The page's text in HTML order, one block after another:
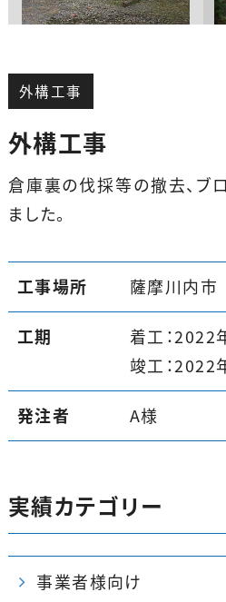
外構工事
外構工事
倉庫裏の伐採等の撤去、ブ
ました。
工事場所 薩摩川内市
工期
着工：2022
竣工：2022
発注者 A様
実績カテゴリー
事業者様向け